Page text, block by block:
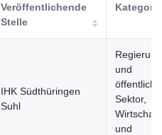
Veröffentlichende
Stelle
Kategorie
IHK Südthüringen
Suhl
Regierung
und
Sektor,
Wirtschaft
und